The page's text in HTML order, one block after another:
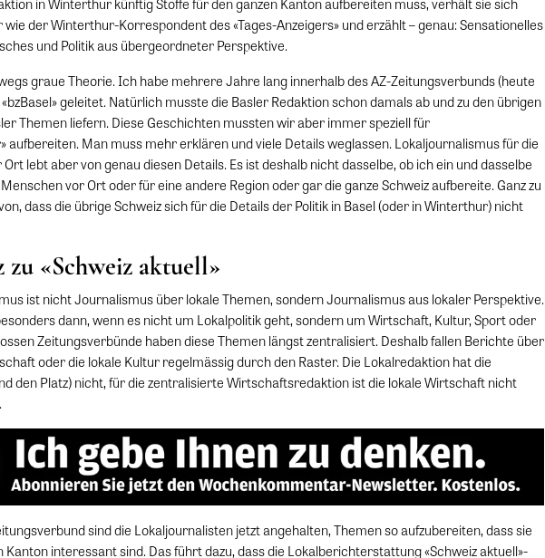
der Winterthur-Korrespondent des «Tages-Anzeigers» und erzählt – genau: Sensationelles
und Politik aus übergeordneter Perspektive.
graue Theorie. Ich habe mehrere Jahre lang innerhalb des AZ-Zeitungsverbunds (heute
geleitet. Natürlich musste die Basler Redaktion schon damals ab und zu den übrigen
Themen liefern. Diese Geschichten mussten wir aber immer speziell für
aufbereiten. Man muss mehr erklären und viele Details weglassen. Lokaljournalismus für die
lebt aber von genau diesen Details. Es ist deshalb nicht dasselbe, ob ich ein und dasselbe
vor Ort oder für eine andere Region oder gar die ganze Schweiz aufbereite. Ganz zu
dass die übrige Schweiz sich für die Details der Politik in Basel (oder in Winterthur) nicht
zu «Schweiz aktuell»
ist nicht Journalismus über lokale Themen, sondern Journalismus aus lokaler Perspektive.
dann, wenn es nicht um Lokalpolitik geht, sondern um Wirtschaft, Kultur, Sport oder
Zeitungsverbünde haben diese Themen längst zentralisiert. Deshalb fallen Berichte über
oder die lokale Kultur regelmässig durch den Raster. Die Lokalredaktion hat die
den Platz) nicht, für die zentralisierte Wirtschaftsredaktion ist die lokale Wirtschaft nicht
sind die Lokaljournalisten jetzt angehalten, Themen so aufzubereiten, dass sie
Kanton interessant sind. Das führt dazu, dass die Lokalberichterstattung «Schweiz aktuell»-